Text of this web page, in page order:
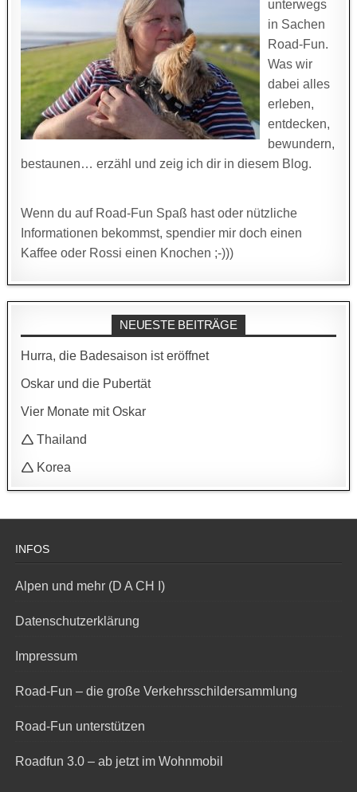
unterwegs
in Sachen
Road-Fun.
Was wir
dabei alles
erleben,
entdecken,
bewundern,
bestaunen… erzähl und zeig ich dir in diesem Blog.
Wenn du auf Road-Fun Spaß hast oder nützliche
Informationen bekommst, spendier mir doch einen
Kaffee oder Rossi einen Knochen ;-)))
NEUESTE BEITRÄGE
Hurra, die Badesaison ist eröffnet
Oskar und die Pubertät
Vier Monate mit Oskar
🛆 Thailand
🛆 Korea
INFOS
Alpen und mehr (D A CH I)
Datenschutzerklärung
Impressum
Road-Fun – die große Verkehrsschildersammlung
Road-Fun unterstützen
Roadfun 3.0 – ab jetzt im Wohnmobil